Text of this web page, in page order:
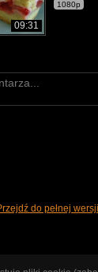
09:31
1080p
do pełnej